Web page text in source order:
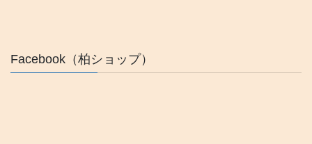
Facebook（柏ショップ）